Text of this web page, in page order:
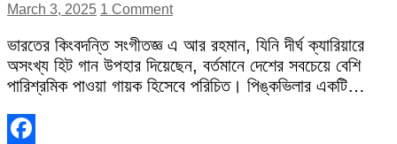
March 3, 2025 1 Comment
ভারতের কিংবদন্তি সংগীতজ্ঞ এ আর রহমান, যিনি দীর্ঘ ক্যারিয়ারে
অসংখ্য হিট গান উপহার দিয়েছেন, বর্তমানে দেশের সবচেয়ে বেশি
পারিশ্রমিক পাওয়া গায়ক হিসেবে পরিচিত। পিঙ্কভিলার একটি…